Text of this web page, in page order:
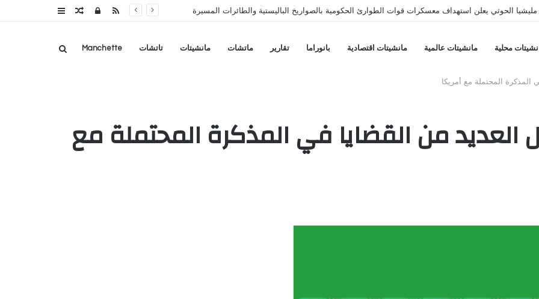
الحوثي يعلن استهداف معسكرات قوات الطوارئ الحكومية بالصواريخ الباليستية والطائرات المسيرة عمودمقالتسجيلRSS
محلية مانشيتات عالمية مانشيتات اقتصادية بانوراما تقارير ماتشات مانشيتات تاتشات Manchette بحث
المذكرة المحتملة مع أمريكا
العديد من القضايا في المذكرة المحتملة مع